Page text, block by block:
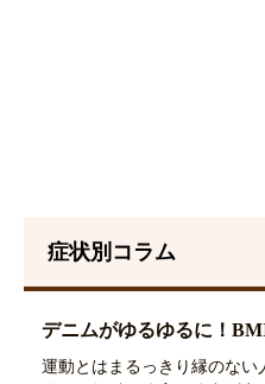
症状別コラム
デニムがゆるゆるに！
運動とはまるっきり縁のない